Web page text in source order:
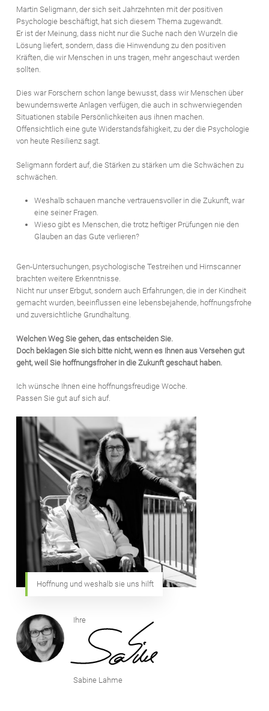
Martin Seligmann, der sich seit Jahrzehnten mit der positiven
Psychologie beschäftigt, hat sich diesem Thema zugewandt.
Er ist der Meinung, dass nicht nur die Suche nach den Wurzeln die
Lösung liefert, sondern, dass die Hinwendung zu den positiven
Kräften, die wir Menschen in uns tragen, mehr angeschaut werden
sollten.
Dies war Forschern schon lange bewusst, dass wir Menschen über
bewundernswerte Anlagen verfügen, die auch in schwerwiegenden
Situationen stabile Persönlichkeiten aus ihnen machen.
Offensichtlich eine gute Widerstandsfähigkeit, zu der die Psychologie
von heute Resilienz sagt.
Seligmann fordert auf, die Stärken zu stärken um die Schwächen zu
schwächen.
Weshalb schauen manche vertrauensvoller in die Zukunft, war
eine seiner Fragen.
Wieso gibt es Menschen, die trotz heftiger Prüfungen nie den
Glauben an das Gute verlieren?
Gen-Untersuchungen, psychologische Testreihen und Hirnscanner
brachten weitere Erkenntnisse.
Nicht nur unser Erbgut, sondern auch Erfahrungen, die in der Kindheit
gemacht wurden, beeinflussen eine lebensbejahende, hoffnungsfrohe
und zuversichtliche Grundhaltung.
Welchen Weg Sie gehen, das entscheiden Sie.
Doch beklagen Sie sich bitte nicht, wenn es Ihnen aus Versehen gut
geht, weil Sie hoffnungsfroher in die Zukunft geschaut haben.
Ich wünsche Ihnen eine hoffnungsfreudige Woche.
Passen Sie gut auf sich auf.
Hoffnung und weshalb sie uns hilft
Ihre
Sabine Lahme